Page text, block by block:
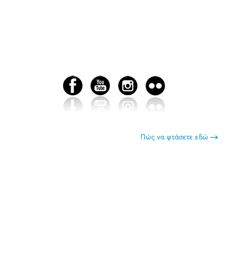
Πώς να φτάσετε εδώ